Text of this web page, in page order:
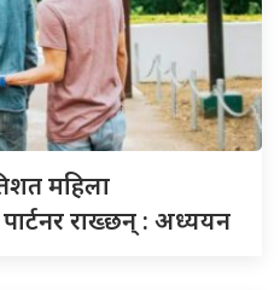
महिला
राख्छन् : अध्ययन